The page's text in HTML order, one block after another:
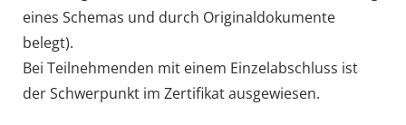
eines Schemas und durch Originaldokumente
belegt).
Bei Teilnehmenden mit einem Einzelabschluss ist
der Schwerpunkt im Zertifikat ausgewiesen.